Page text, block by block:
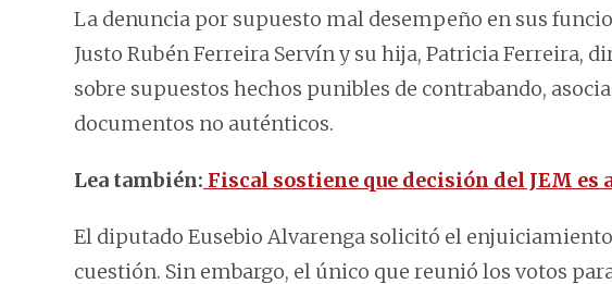
La denuncia por supuesto mal desempeño en sus
Justo Rubén Ferreira Servín y su hija, Patricia Ferreira,
sobre supuestos hechos punibles de contrabando,
documentos no auténticos.
Lea también: Fiscal sostiene que decisión del JEM
El diputado Eusebio Alvarenga solicitó el
cuestión. Sin embargo, el único que reunió los votos